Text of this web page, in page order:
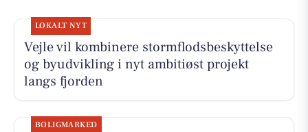
LOKALT NYT
Vejle vil kombinere stormflodsbeskyttelse
og byudvikling i nyt ambitiøst projekt
langs fjorden
BOLIGMARKED